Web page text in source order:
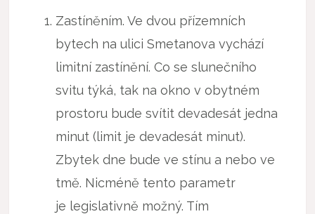
Zastíněním. Ve dvou přízemních
bytech na ulici Smetanova vychází
limitní zastínění. Co se slunečního
svitu týká, tak na okno v obytném
prostoru bude svítit devadesát jedna
minut (limit je devadesát minut).
Zbytek dne bude ve stínu a nebo ve
tmě. Nicméně tento parametr
je legislativně možný. Tím